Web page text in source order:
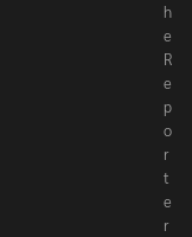
h
e
R
e
p
o
r
t
e
r